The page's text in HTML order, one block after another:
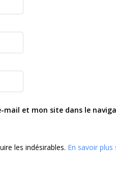
mail et mon site dans le
les indésirables. En savoir